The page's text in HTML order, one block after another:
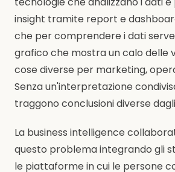
insight tramite report e
che per comprendere i dati
grafico che mostra un calo delle
cose diverse per marketing,
Senza un'interpretazione
traggono conclusioni diverse
La business intelligence
questo problema integrando gli
le piattaforme in cui le persone